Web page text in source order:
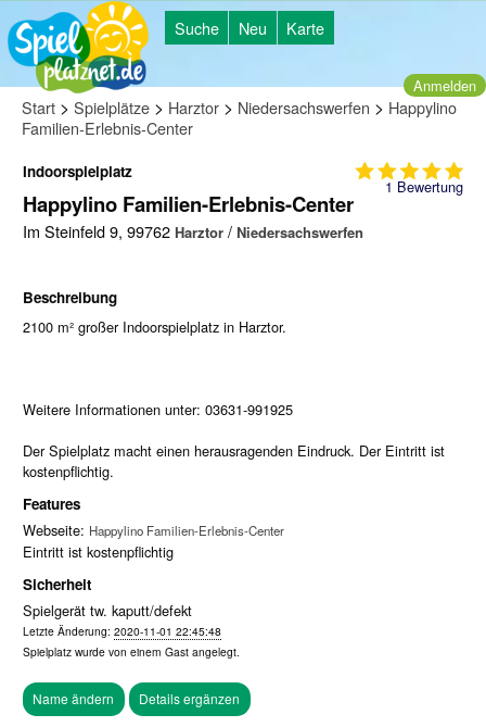
Suche Neu Karte
Anmelden
Start > Spielplätze > Harztor > Niedersachswerfen > Happylino
Familien-Erlebnis-Center
1Bewertung
Indoorspielplatz
Happylino Familien-Erlebnis-Center
Im Steinfeld 9, 99762 Harztor / Niedersachswerfen
Beschreibung
2100 m² großer Indoorspielplatz in Harztor.
Weitere Informationen unter: 03631-991925
Der Spielplatz macht einen herausragenden Eindruck. Der Eintritt ist
kostenpflichtig.
Features
Webseite: Happylino Familien-Erlebnis-Center
Eintritt ist kostenpflichtig
Sicherheit
Spielgerät tw. kaputt/defekt
Letzte Änderung: 2020-11-01 22:45:48
Spielplatz wurde von einem Gast angelegt.